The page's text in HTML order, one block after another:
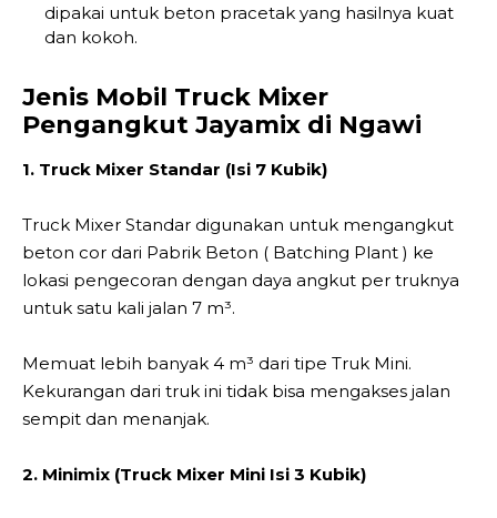
dipakai untuk beton pracetak yang hasilnya kuat
dan kokoh.
Jenis Mobil Truck Mixer
Pengangkut Jayamix di Ngawi
1. Truck Mixer Standar (Isi 7 Kubik)
Truck Mixer Standar digunakan untuk mengangkut
beton cor dari Pabrik Beton ( Batching Plant ) ke
lokasi pengecoran dengan daya angkut per truknya
untuk satu kali jalan 7 m³.
Memuat lebih banyak 4 m³ dari tipe Truk Mini.
Kekurangan dari truk ini tidak bisa mengakses jalan
sempit dan menanjak.
2. Minimix (Truck Mixer Mini Isi 3 Kubik)